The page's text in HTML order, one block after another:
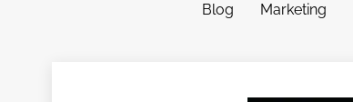
Blog Marketing